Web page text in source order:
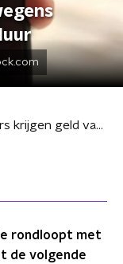
Amerikaanse iPhone-bezitters krijgen geld van Apple wegens gesjoemel met batterijduur
rondloopt met
de volgende